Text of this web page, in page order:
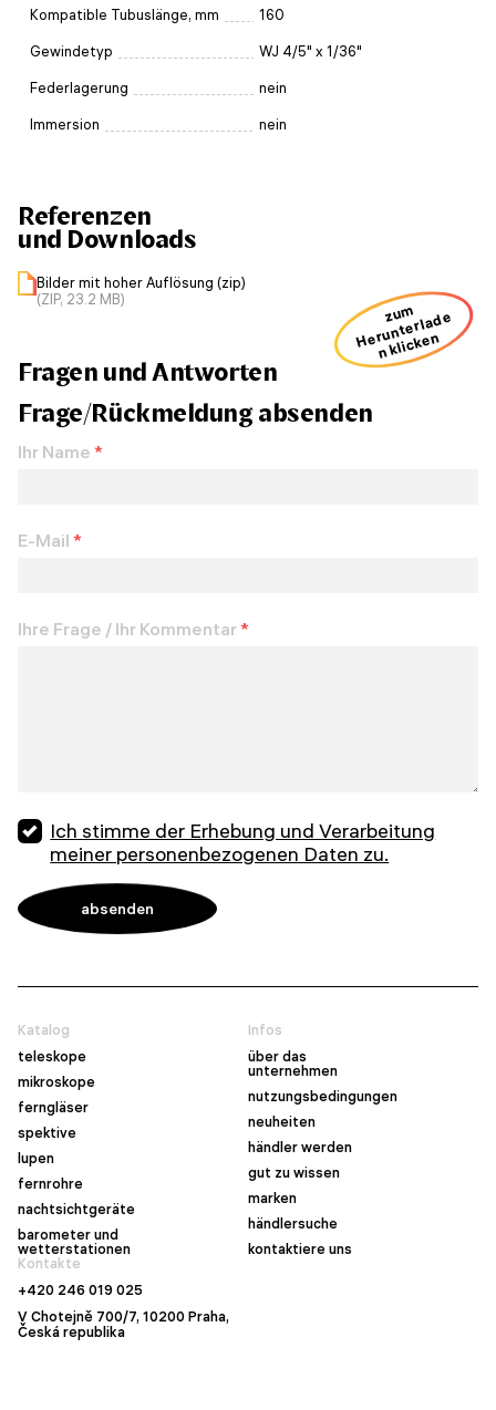
Kompatible Tubuslänge, mm 160
Gewindetyp WJ 4/5" x 1/36"
Federlagerung nein
Immersion nein
Referenzen
und Downloads
Bilder mit hoher Auflösung (zip)
(ZIP, 23.2 MB)
zum
H
er
u
nt
erl
a
d
e
n kli
ck
e
n
Fragen und Antworten
Frage/Rückmeldung absenden
Ihr Name *
E-Mail *
Ihre Frage / Ihr Kommentar*
Ich stimme der Erhebung und Verarbeitung
meiner personenbezogenen Daten zu.
Katalog
teleskope
mikroskope
ferngläser
spektive
lupen
fernrohre
nachtsichtgeräte
barometer und
wetterstationen
Infos
über das
unternehmen
nutzungsbedingungen
neuheiten
händler werden
gut zu wissen
marken
händlersuche
kontaktiere uns
Kontakte
+420 246 019 025
V Chotejně 700/7, 10200 Praha,
Česká republika